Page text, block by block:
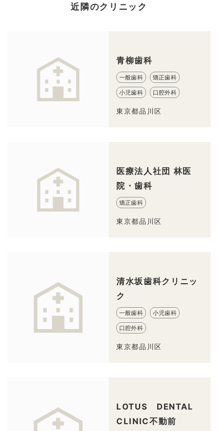
近隣のクリニック
青柳歯科
一般歯科 矯正歯科
小児歯科 口腔外科
東京都品川区
医療法人社団 林医
院・歯科
矯正歯科
東京都品川区
清水坂歯科クリニッ
ク
一般歯科 小児歯科
口腔外科
東京都品川区
LOTUS DENTAL
CLINIC不動前